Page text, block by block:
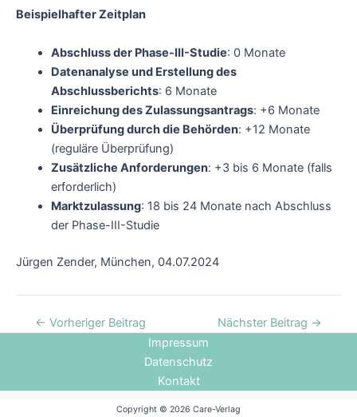
Beispielhafter Zeitplan
Abschluss der Phase-III-Studie: 0 Monate
Datenanalyse und Erstellung des
Abschlussberichts: 6 Monate
Einreichung des Zulassungsantrags: +6 Monate
Überprüfung durch die Behörden: +12 Monate
(reguläre Überprüfung)
Zusätzliche Anforderungen: +3 bis 6 Monate (falls
erforderlich)
Marktzulassung: 18 bis 24 Monate nach Abschluss
der Phase-III-Studie
Jürgen Zender, München, 04.07.2024
← Vorheriger Beitrag Nächster Beitrag →
Impressum
Datenschutz
Kontakt
Copyright © 2026 Care-Verlag